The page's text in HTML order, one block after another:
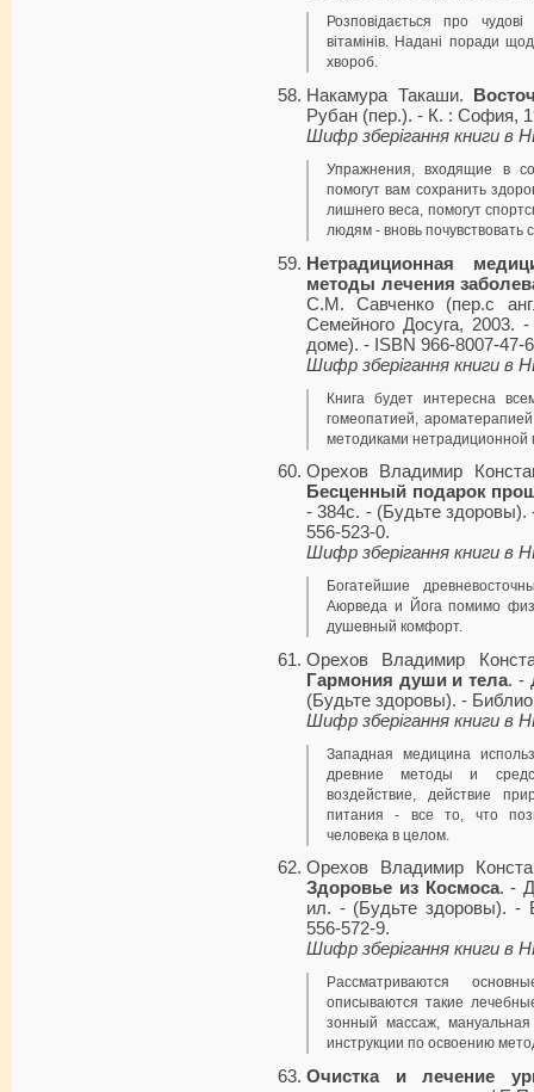
Розповідається про
вітамінів. Надані поради
хвороб.
Накамура Такаши.
Рубан (пер.). - К. : София,
Шифр зберігання книги в
Упражнения, входящие в
помогут вам сохранить
лишнего веса, помогут
людям - вновь
Нетрадиционная
методы лечения
С.М. Савченко (пер.с
Семейного Досуга,
доме). - ISBN 966-8007-47-
Шифр зберігання книги в
Книга будет интересна
гомеопатией,
методиками нетрадиционной
Орехов Владимир
Бесценный подарок
- 384с. - (Будьте здоровы).
556-523-0.
Шифр зберігання книги в
Богатейшие
Аюрведа и Йога помимо
душевный комфорт.
Орехов Владимир
Гармония души и тела. -
(Будьте здоровы). -
Шифр зберігання книги в
Западная медицина
древние методы и
воздействие, действие
питания - все то, что
человека в целом.
Орехов Владимир
Здоровье из Космоса. -
ил. - (Будьте здоровы). -
556-572-9.
Шифр зберігання книги в
Рассматриваются
описываются такие
зонный массаж,
инструкции по освоению
Очистка и лечение